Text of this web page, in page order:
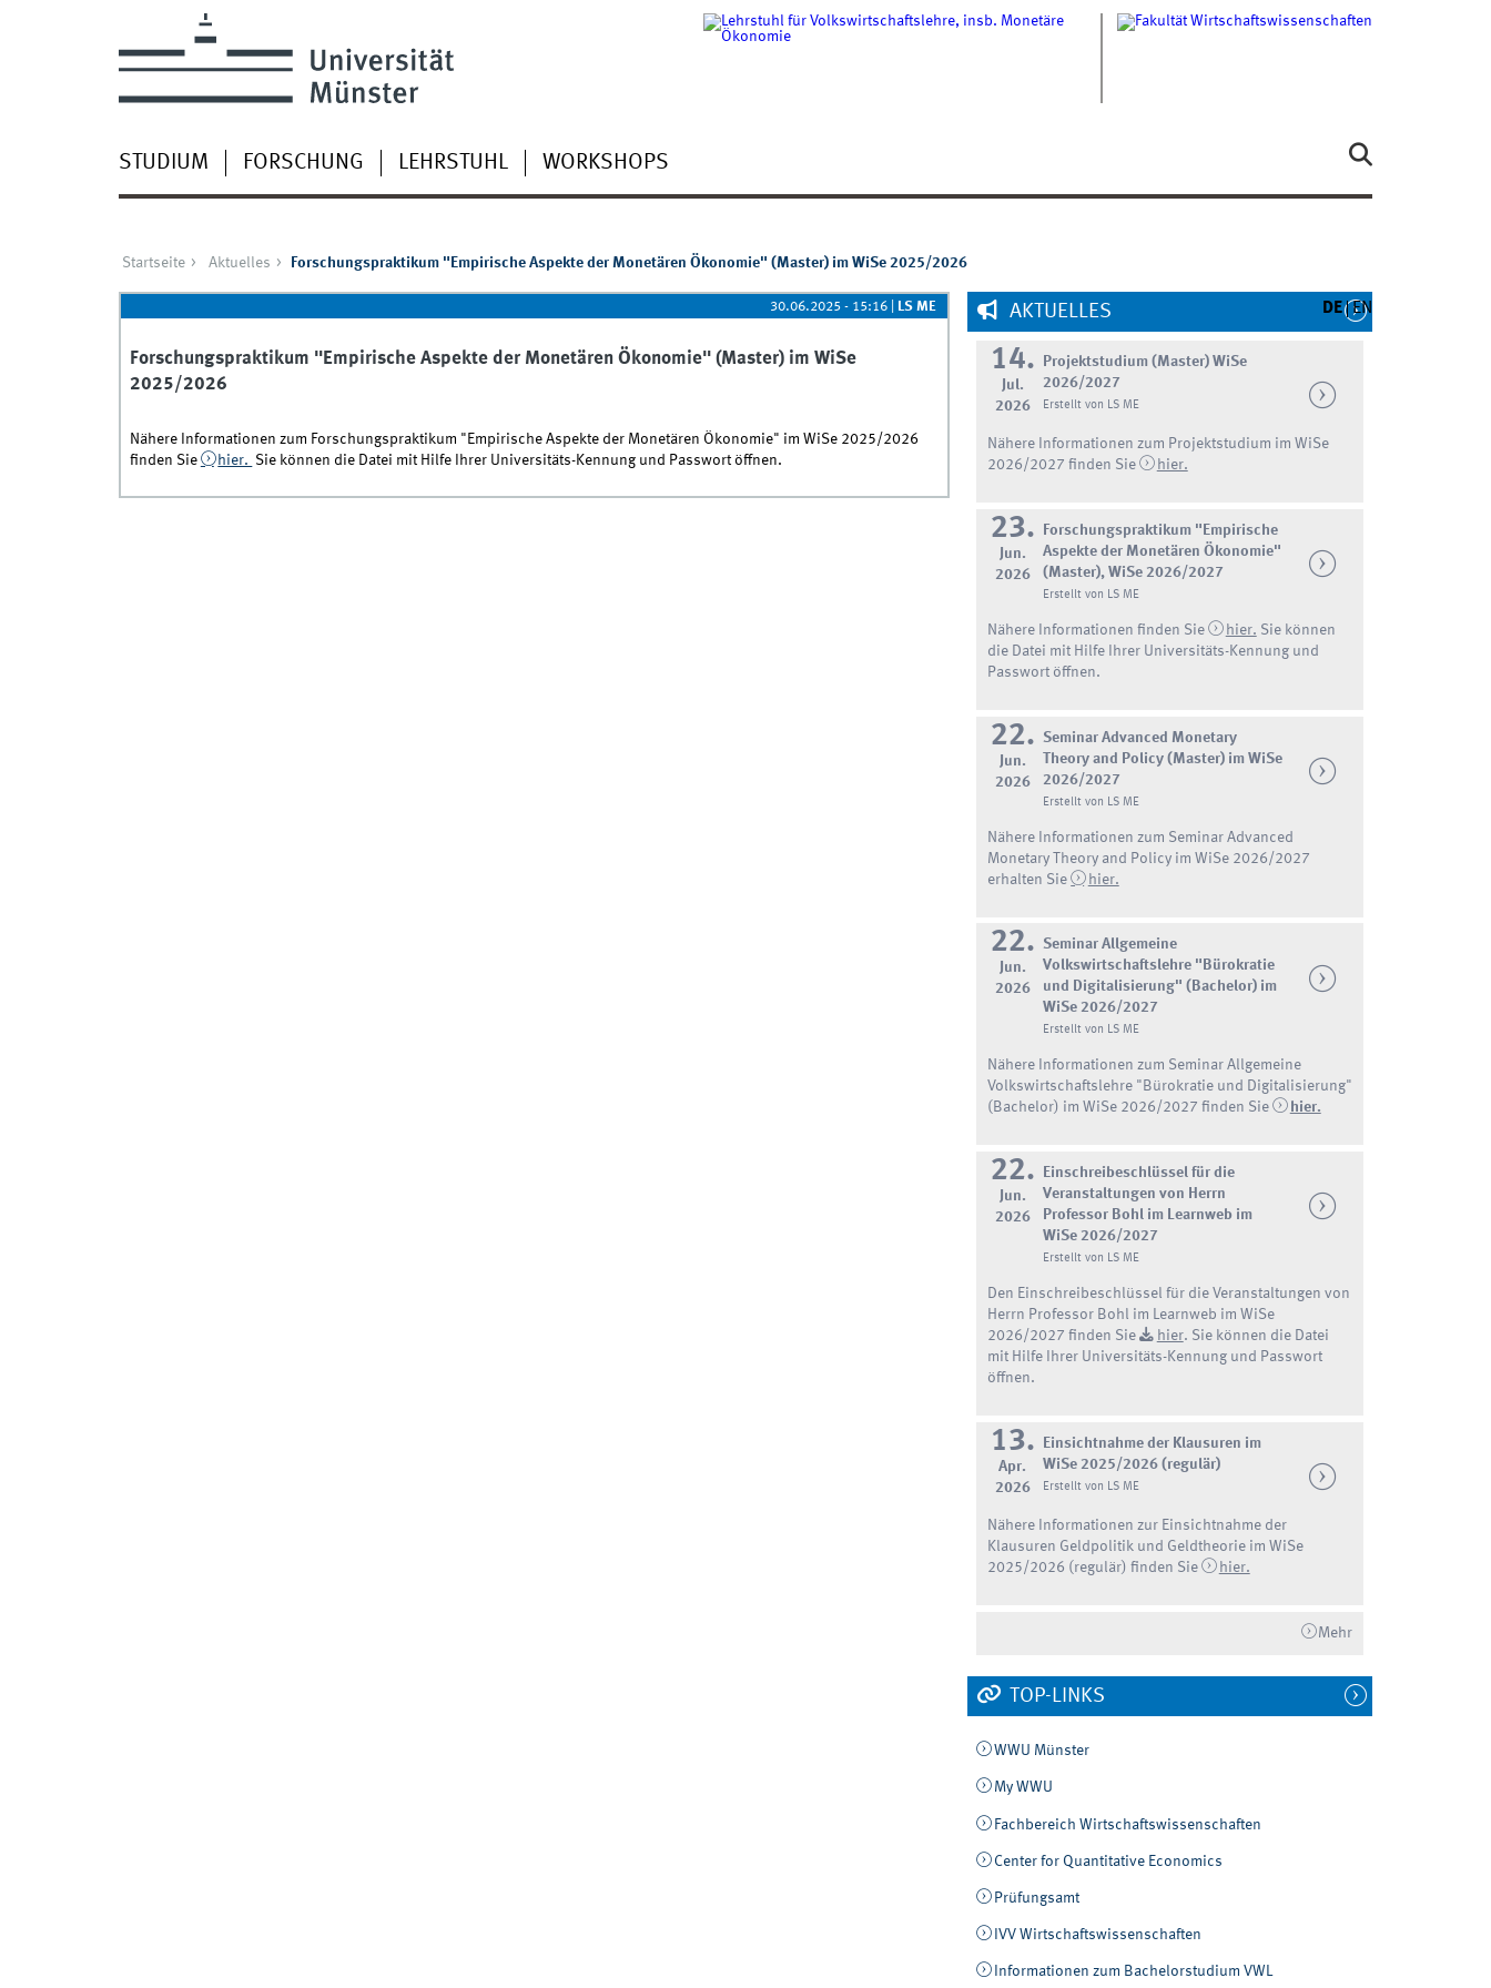
STUDIUM FORSCHUNG LEHRSTUHL WORKSHOPS
DE EN
Startseite Aktuelles Forschungspraktikum "Empirische Aspekte der Monetären Ökonomie" (Master) im WiSe 2025/2026
30.06.2025 - 15:16 LS ME
Forschungspraktikum "Empirische Aspekte der Monetären Ökonomie" (Master) im WiSe
2025/2026
Nähere Informationen zum Forschungspraktikum "Empirische Aspekte der Monetären Ökonomie" im WiSe 2025/2026
finden Sie
hier. Sie können die Datei mit Hilfe Ihrer Universitäts-Kennung und Passwort öffnen.
AKTUELLES
14.
Jul.
2026
Projektstudium (Master) WiSe
2026/2027
Erstellt von LS ME
Nähere Informationen zum Projektstudium im WiSe
2026/2027 finden Sie
hier.
23.
Jun.
2026
Forschungspraktikum "Empirische
Aspekte der Monetären Ökonomie"
(Master), WiSe 2026/2027
Erstellt von LS ME
Nähere Informationen finden Sie hier. Sie können
die Datei mit Hilfe Ihrer Universitäts-Kennung und
Passwort öffnen.
22.
Jun.
2026
Seminar Advanced Monetary
Theory and Policy (Master) im WiSe
2026/2027
Erstellt von LS ME
Nähere Informationen zum Seminar Advanced
Monetary Theory and Policy im WiSe 2026/2027
erhalten Sie
hier.
22.
Jun.
2026
Seminar Allgemeine
Volkswirtschaftslehre "Bürokratie
und Digitalisierung" (Bachelor) im
WiSe 2026/2027
Erstellt von LS ME
Nähere Informationen zum Seminar Allgemeine
Volkswirtschaftslehre "Bürokratie und Digitalisierung"
(Bachelor) im WiSe 2026/2027 finden Sie
hier.
22.
Jun.
2026
Einschreibeschlüssel für die
Veranstaltungen von Herrn
Professor Bohl im Learnweb im
WiSe 2026/2027
Erstellt von LS ME
Den Einschreibeschlüssel für die Veranstaltungen von
Herrn Professor Bohl im Learnweb im WiSe
2026/2027 finden Sie
hier. Sie können die Datei
mit Hilfe Ihrer Universitäts-Kennung und Passwort
öffnen.
13.
Apr.
2026
Einsichtnahme der Klausuren im
WiSe 2025/2026 (regulär)
Erstellt von LS ME
Nähere Informationen zur Einsichtnahme der
Klausuren Geldpolitik und Geldtheorie im WiSe
2025/2026 (regulär) finden Sie
hier.
Mehr
TOP-LINKS
WWU Münster
My WWU
Fachbereich Wirtschaftswissenschaften
Center for Quantitative Economics
Prüfungsamt
IVV Wirtschaftswissenschaften
Informationen zum Bachelorstudium VWL